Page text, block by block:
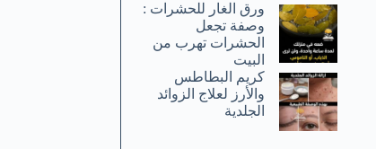
ورق الغار للحشرات :
وصفة تجعل
الحشرات تهرب من
البيت
كريم البطاطس
والأرز لعلاج الزوائد
الجلدية